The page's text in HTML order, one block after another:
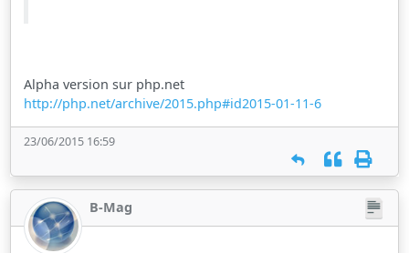
Alpha version sur php.net
http://php.net/archive/2015.php#id2015-01-11-6
23/06/2015 16:59
B-Mag